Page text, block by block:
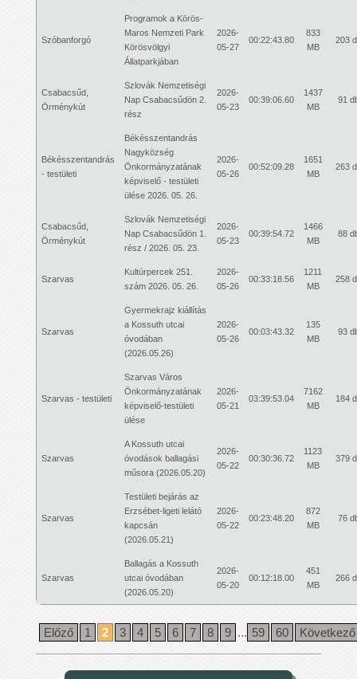
Szóbanforgó
Programok a Körös-
Maros Nemzeti Park
Körösvölgyi
Állatparkjában
2026-
05-27
00:22:43.80
833
MB
203
Csabacsűd,
Örménykút
Szlovák Nemzetiségi
Nap Csabacsűdön 2.
rész
2026-
05-23
00:39:06.60
1437
MB
91
Békésszentandrás
- testületi
Békésszentandrás
Nagyközség
Önkormányzatának
képviselő - testületi
ülése 2026. 05. 26.
2026-
05-26
00:52:09.28
1651
MB
263
Csabacsűd,
Örménykút
Szlovák Nemzetiségi
Nap Csabacsűdön 1.
rész / 2026. 05. 23.
2026-
05-23
00:39:54.72
1466
MB
88
Szarvas
Kultúrpercek 251.
szám 2026. 05. 26.
2026-
05-26
00:33:18.56
1211
MB
258
Szarvas
Gyermekrajz kiállítás
a Kossuth utcai
óvodában
(2026.05.26)
2026-
05-26
00:03:43.32
135
MB
93
Szarvas - testületi
Szarvas Város
Önkormányzatának
képviselő-testületi
ülése
2026-
05-21
03:39:53.04
7162
MB
184
Szarvas
A Kossuth utcai
óvodások ballagási
műsora (2026.05.20)
2026-
05-22
00:30:36.72
1123
MB
379
Szarvas
Testületi bejárás az
Erzsébet-ligeti lelátó
kapcsán
(2026.05.21)
2026-
05-22
00:23:48.20
872
MB
76
Szarvas
Ballagás a Kossuth
utcai óvodában
(2026.05.20)
2026-
05-20
00:12:18.00
451
MB
266
Előző 1 2 3 4 5 6 7 8 9 ... 59 60 Következő